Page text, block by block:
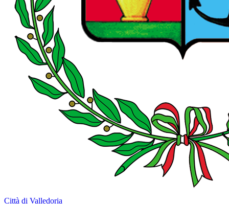
Città di Valledoria